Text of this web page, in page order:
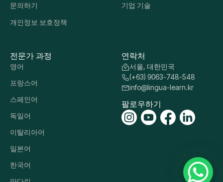
문의하기
정보
기업 평가
기업 교육
기업 기술
전문가 과정
영어
프랑스어
(+63) 9063-748-548
info@lingua-learn.kr